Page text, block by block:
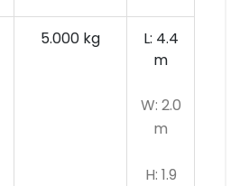
5.000 kg
L: 4.4
m
W: 2.0
m
H: 1.9